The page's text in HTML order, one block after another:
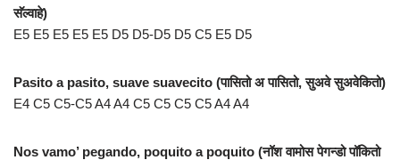
सॅल्वाहे)
E5 E5 E5 E5 E5 D5 D5-D5 D5 C5 E5 D5
Pasito a pasito, suave suavecito (पासितो अ पासितो, सुअवे सुअवेकितो)
E4 C5 C5-C5 A4 A4 C5 C5 C5 C5 A4 A4
Nos vamo’ pegando, poquito a poquito (नॉश वामोस पेगन्डो पॉकितो